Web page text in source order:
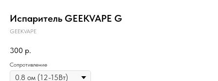
Испаритель GEEKVAPE G
GEEKVAPE
300 р.
Сопротивление